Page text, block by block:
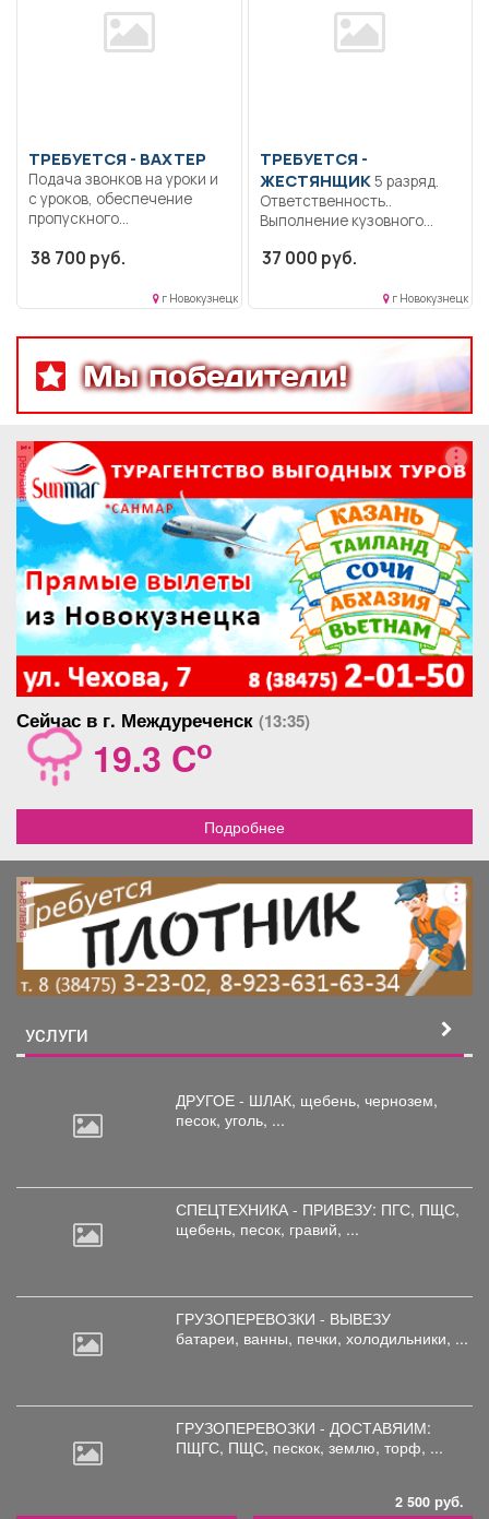
ТРЕБУЕТСЯ - ВАХТЕР
Подача звонков на уроки и
с уроков, обеспечение
пропускного...
38 700 руб.
г Новокузнецк
ТРЕБУЕТСЯ -
ЖЕСТЯНЩИК5 разряд.
Ответственность..
Выполнение кузовного
контроль выполненных
37 000 руб.
г Новокузнецк
Мы победители!
реклама
Сейчас в г. Междуреченск (13:35)
19.3 Co
Подробнее
реклама
УСЛУГИ
ДРУГОЕ - ШЛАК, щебень, чернозем,
песок, уголь, ...
СПЕЦТЕХНИКА - ПРИВЕЗУ: ПГС, ПЩС,
щебень, песок, гравий, ...
ГРУЗОПЕРЕВОЗКИ - ВЫВЕЗУ
батареи, ванны, печки, холодильники, ...
ГРУЗОПЕРЕВОЗКИ - ДОСТАВЯИМ:
ПЩГС, ПЩС, пескок, землю, торф, ...
2 500 руб.